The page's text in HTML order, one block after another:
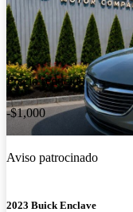
Precio reducido
-$1,000
Aviso patrocinado
2023 Buick Enclave